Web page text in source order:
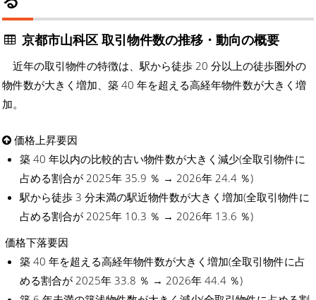
京都市山科区 取引物件数の推移・動向の概要
近年の取引物件の特徴は、駅から徒歩 20 分以上の徒歩圏外の
物件数が大きく増加、築 40 年を超える高経年物件数が大きく増
加。
価格上昇要因
築 40 年以内の比較的古い物件数が大きく減少(全取引物件に
占める割合が 2025年 35.9 ％ → 2026年 24.4 ％)
駅から徒歩 3 分未満の駅近物件数が大きく増加(全取引物件に
占める割合が 2025年 10.3 ％ → 2026年 13.6 ％)
価格下落要因
築 40 年を超える高経年物件数が大きく増加(全取引物件に占
める割合が 2025年 33.8 ％ → 2026年 44.4 ％)